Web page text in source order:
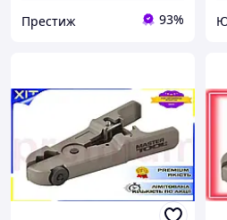
Престиж 93%